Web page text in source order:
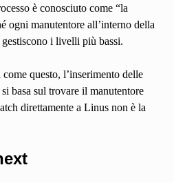
è conosciuto come “la
ogni manutentore all’interno della
i livelli più bassi.
questo, l’inserimento delle
basa sul trovare il manutentore
direttamente a Linus non è la